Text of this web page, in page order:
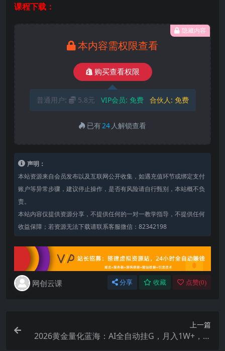
课程下载：
隐藏内容
本内容需权限查看
购买查看权限
普通用户: 5.8元 VIP会员: 免费 合伙人: 免费
已有24 人解锁查看
声明：
本站资源来自会员发布以及互联网公开收集，如遇充值环节或绑定支付
账户等异常步骤，建议停止操作，是否有风险请自行甄别，本站概不负
责。
本站内容仅提供资源分享，不提供任何的一对一教学指导，不提供任何
收益保障；若资源无法下载请联系客服微信：82342198
网创云课 分享 收藏 点赞(0)
上一篇
2026黄金量化蓝海：AI全自动挂G，月入1W+，可